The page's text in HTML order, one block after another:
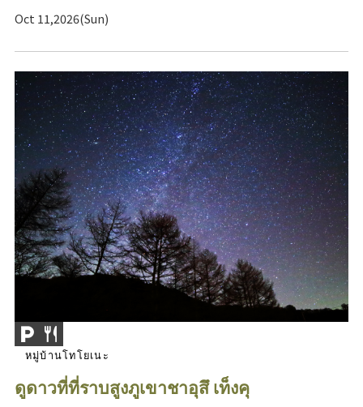
Oct 11,2026(Sun)
หมู่บ้านโทโยเนะ
ดูดาวที่ที่ราบสูงภูเขาชาอุสึ เท็งคุ